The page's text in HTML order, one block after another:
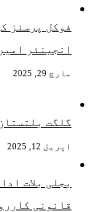
فوکل پرسنز
انجینئر
مارچ 29, 2025
گلگت
اپریل 12, 2025
بجلی بلات
قانونی